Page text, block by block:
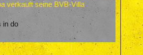
verkauft seine BVB-Villa
in do